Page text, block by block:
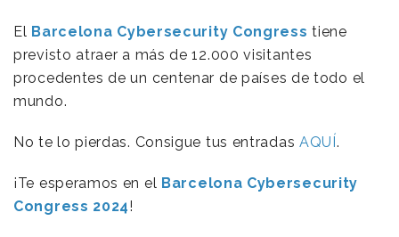
El Barcelona Cybersecurity Congress tiene
previsto atraer a más de 12.000 visitantes
procedentes de un centenar de países de todo el
mundo.
No te lo pierdas. Consigue tus entradasAQUÍ.
¡Te esperamos en el Barcelona Cybersecurity
Congress 2024!